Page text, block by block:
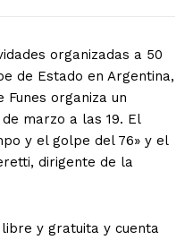
organizadas a 50
de Estado en Argentina,
Funes organiza un
marzo a las 19. El
y el golpe del 76» y el
dirigente de la
y gratuita y cuenta